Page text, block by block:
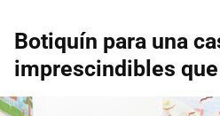
Botiquín para una
imprescindibles